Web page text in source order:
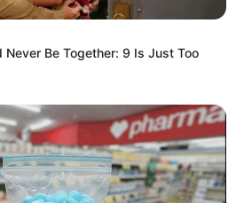
Never Be Together: 9 Is Just Too